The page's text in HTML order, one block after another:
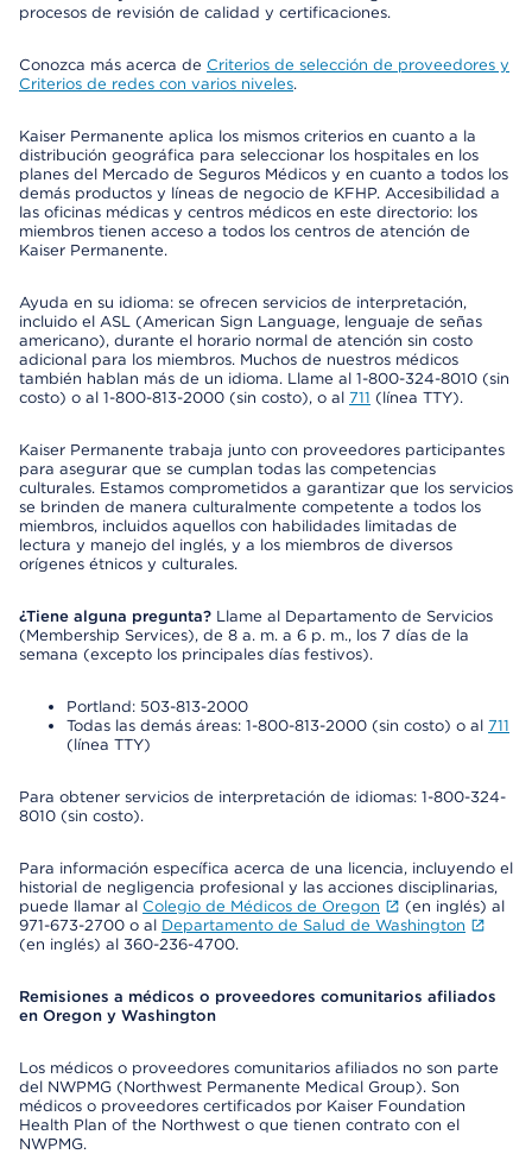
procesos de revisión de calidad y certificaciones.
Conozca más acerca de Criterios de selección de proveedores y
Criterios de redes con varios niveles.
Kaiser Permanente aplica los mismos criterios en cuanto a la
distribución geográfica para seleccionar los hospitales en los
planes del Mercado de Seguros Médicos y en cuanto a todos los
demás productos y líneas de negocio de KFHP. Accesibilidad a
las oficinas médicas y centros médicos en este directorio: los
miembros tienen acceso a todos los centros de atención de
Kaiser Permanente.
Ayuda en su idioma: se ofrecen servicios de interpretación,
incluido el ASL (American Sign Language, lenguaje de señas
americano), durante el horario normal de atención sin costo
adicional para los miembros. Muchos de nuestros médicos
también hablan más de un idioma. Llame al 1-800-324-8010 (sin
costo) o al 1-800-813-2000 (sin costo), o al 711 (línea TTY).
Kaiser Permanente trabaja junto con proveedores participantes
para asegurar que se cumplan todas las competencias
culturales. Estamos comprometidos a garantizar que los servicios
se brinden de manera culturalmente competente a todos los
miembros, incluidos aquellos con habilidades limitadas de
lectura y manejo del inglés, y a los miembros de diversos
orígenes étnicos y culturales.
¿Tiene alguna pregunta? Llame al Departamento de Servicios
(Membership Services), de 8 a. m. a 6 p. m., los 7 días de la
semana (excepto los principales días festivos).
Portland: 503-813-2000
Todas las demás áreas: 1-800-813-2000 (sin costo) o al 711
(línea TTY)
Para obtener servicios de interpretación de idiomas: 1-800-324-
8010 (sin costo).
Para información específica acerca de una licencia, incluyendo el
historial de negligencia profesional y las acciones disciplinarias,
puede llamar al Colegio de Médicos de Oregon
(en inglés) al
971-673-2700 o al Departamento de Salud de Washington
(en inglés) al 360-236-4700.
Remisiones a médicos o proveedores comunitarios afiliados
en Oregon y Washington
Los médicos o proveedores comunitarios afiliados no son parte
del NWPMG (Northwest Permanente Medical Group). Son
médicos o proveedores certificados por Kaiser Foundation
Health Plan of the Northwest o que tienen contrato con el
NWPMG.